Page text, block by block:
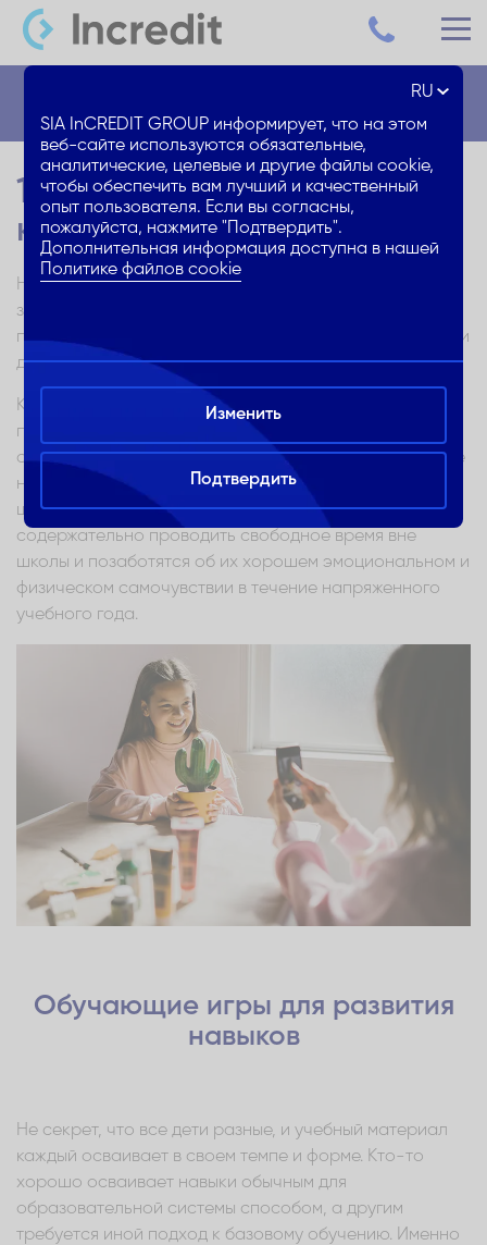
12 полезных инструментов
к новому учебному году
Начался новый учебный год, и мысли родителей
заняты вопросом, как сделать его более
продуктивным и гармоничным как для школьника, так и
для родителей?
Когда приобретены все самые необходимые учебные
принадлежности, и повседневный распорядок
становится более понятным, стоит обратить внимание
на дополнительные инструменты, которые помогут
школьникам успешнее осваивать учебный материал,
содержательно проводить свободное время вне
школы и позаботятся об их хорошем эмоциональном и
физическом самочувствии в течение напряженного
учебного года.
Обучающие игры для развития
навыков
Не секрет, что все дети разные, и учебный материал
каждый осваивает в своем темпе и форме. Кто-то
хорошо осваивает навыки обычным для
образовательной системы способом, а другим
требуется иной подход к базовому обучению. Именно
RU
SIA InCREDIT GROUP информирует, что на этом
веб-сайте используются обязательные,
аналитические, целевые и другие файлы cookie,
чтобы обеспечить вам лучший и качественный
опыт пользователя. Если вы согласны,
пожалуйста, нажмите "Подтвердить".
Дополнительная информация доступна в нашей
Политике файлов cookie
Изменить
Подтвердить